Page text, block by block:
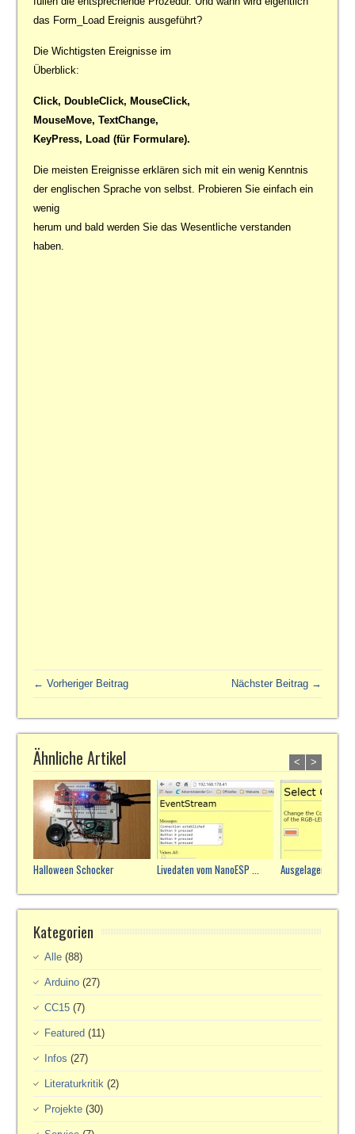
das Form_Load Ereignis ausgeführt?
Die Wichtigsten Ereignisse im
Überblick:
Click, DoubleClick, MouseClick,
MouseMove, TextChange,
KeyPress, Load (für Formulare).
Die meisten Ereignisse erklären sich mit ein wenig Kenntnis
der englischen Sprache von selbst. Probieren Sie einfach ein
wenig
herum und bald werden Sie das Wesentliche verstanden
haben.
← Vorheriger Beitrag Nächster Beitrag →
Ähnliche Artikel
Halloween Schocker Livedaten vom NanoESP ... Ausgelagerte
< >
Kategorien
Alle (88)
Arduino (27)
CC15 (7)
Featured (11)
Infos (27)
Literaturkritik (2)
Projekte (30)